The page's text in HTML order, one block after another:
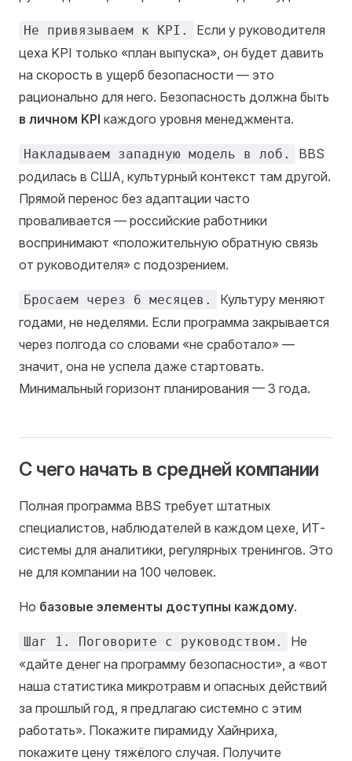
Не привязываем к KPI.
Если у руководителя
цеха KPI только «план выпуска», он будет давить
на скорость в ущерб безопасности — это
рационально для него. Безопасность должна быть
в личном KPI каждого уровня менеджмента.
Накладываем западную модель в лоб.
BBS
родилась в США, культурный контекст там другой.
Прямой перенос без адаптации часто
проваливается — российские работники
воспринимают «положительную обратную связь
от руководителя» с подозрением.
Бросаем через 6 месяцев.
Культуру меняют
годами, не неделями. Если программа закрывается
через полгода со словами «не сработало» —
значит, она не успела даже стартовать.
Минимальный горизонт планирования — 3 года.
С чего начать в средней компании
Полная программа BBS требует штатных
специалистов, наблюдателей в каждом цехе, ИТ-
системы для аналитики, регулярных тренингов. Это
не для компании на 100 человек.
Но базовые элементы доступны каждому.
Шаг 1. Поговорите с руководством.
Не
«дайте денег на программу безопасности», а «вот
наша статистика микротравм и опасных действий
за прошлый год, я предлагаю системно с этим
работать». Покажите пирамиду Хайнриха,
покажите цену тяжёлого случая. Получите